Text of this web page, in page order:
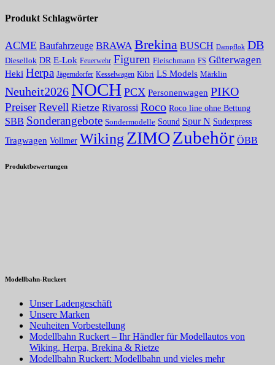
Produkt Schlagwörter
ACME Baufahrzeuge BRAWA Brekina BUSCH Dampflok DB
Diesellok DR E-Lok Feuerwehr Figuren Fleischmann FS Güterwagen
Heki Herpa Jägerndorfer Kesselwagen Kibri LS Models Märklin
Neuheit2026NOCH PCX Personenwagen PIKO
PreiserRevell Rietze Rivarossi Roco Roco line ohne Bettung
SBB Sonderangebote Sondermodelle Sound Spur N Sudexpress
Tragwagen Vollmer Wiking ZIMOZubehör ÖBB
Produktbewertungen
Modellbahn-Ruckert
Unser Ladengeschäft
Unsere Marken
Neuheiten Vorbestellung
Modellbahn Ruckert – Ihr Händler für Modellautos von
Wiking, Herpa, Brekina & Rietze
Modellbahn Ruckert: Modellbahn und vieles mehr